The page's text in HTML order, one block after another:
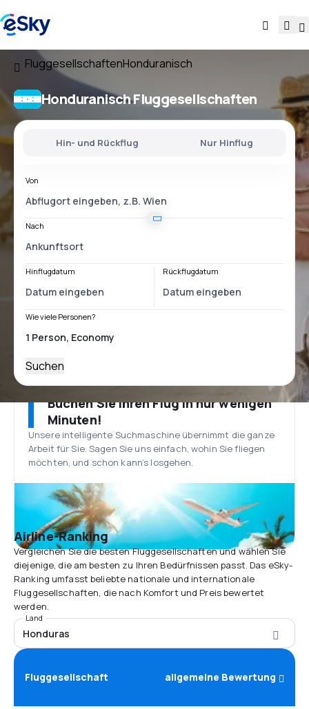
FluggesellschaftenHonduranisch
Honduranisch Fluggesellschaften
Hin- und Rückflug Nur Hinflug
Von
Nach
Hinflugdatum Rückflugdatum
Wie viele Personen?
Suchen
Buchen Sie Ihren Flug in nur wenigen
Minuten!
Unsere intelligente Suchmaschine übernimmt die ganze
Arbeit für Sie. Sagen Sie uns einfach, wohin Sie fliegen
möchten, und schon kann’s losgehen.
Airline-Ranking
Vergleichen Sie die besten Fluggesellschaften und wählen Sie
diejenige, die am besten zu Ihren Bedürfnissen passt. Das eSky-
Ranking umfasst beliebte nationale und internationale
Fluggesellschaften, die nach Komfort und Preis bewertet
werden.
Land
Honduras
Fluggesellschaft allgemeine Bewertung